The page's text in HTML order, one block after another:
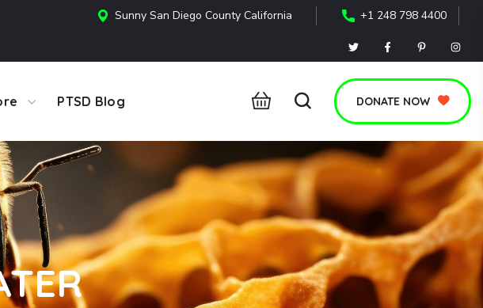
Sunny San Diego County California +1 248 798 4400
PTSD Blog DONATE NOW